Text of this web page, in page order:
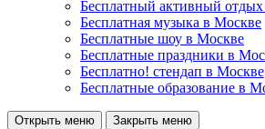
Бесплатный активный
Бесплатная музыка в Москве
Бесплатные шоу в Москве
Бесплатные праздники в
Бесплатно! стендап в Москве
Бесплатные образование в
Открыть меню Закрыть меню